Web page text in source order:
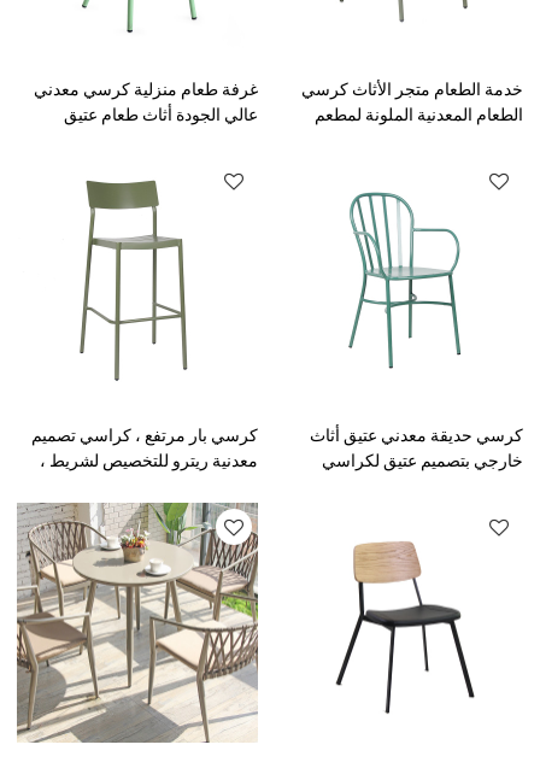
خدمة الطعام متجر الأثاث كرسي
الطعام المعدنية الملونة لمطعم
غرفة طعام منزلية كرسي معدني
عالي الجودة أثاث طعام عتيق
كرسي حديقة معدني عتيق أثاث
خارجي بتصميم عتيق لكراسي
كرسي بار مرتفع ، كراسي تصميم
معدنية ريترو للتخصيص لشريط ،